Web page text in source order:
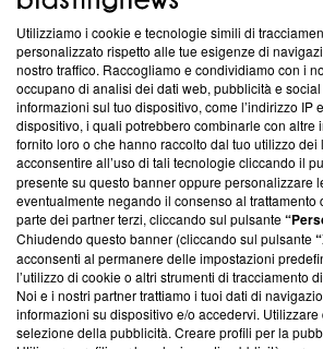
Questa sezione offre informazioni
News, sui nostri processi editoriali e su
creare news di qualità. Inoltre, afferma la
‘Trust Project - News with Integrity’
ancora membro del programma, ma ha
parte; Trust Project non ha ancora
conformità agli standard.
Su di noi
Team editoriale
Corporate
Redazione
Utilizziamo i cookie e tecnologie simili di
personalizzato rispetto alle tue esigenze di
nostro traffico. Raccogliamo e condividiamo con i
occupano di analisi dei dati web, pubblicità e
informazioni sul tuo dispositivo, come l’indirizzo IP
dispositivo, i quali potrebbero combinarle con altre
fornito loro o che hanno raccolto dal tuo utilizzo dei
acconsentire all’uso di tali tecnologie cliccando il
presente su questo banner oppure personalizzare
eventualmente negando il consenso al trattamento
parte dei partner terzi, cliccando sul pulsante
Chiudendo questo banner (cliccando sul pulsante
acconsenti al permanere delle impostazioni
l’utilizzo di cookie o altri strumenti di tracciamento
Noi e i nostri partner trattiamo i tuoi dati di
informazioni su dispositivo e/o accedervi. Utilizzare
selezione della pubblicità. Creare profili per la